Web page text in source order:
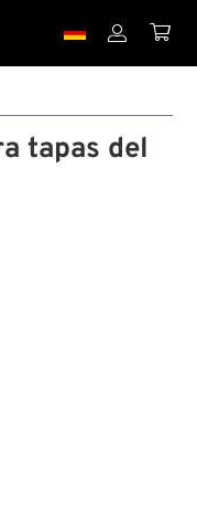
 
tapas del